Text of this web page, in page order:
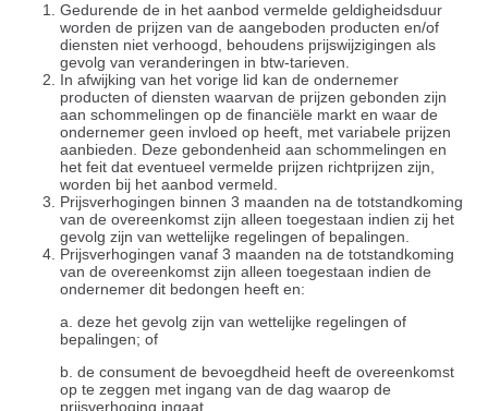
Gedurende de in het aanbod vermelde geldigheidsduur
worden de prijzen van de aangeboden producten en/of
diensten niet verhoogd, behoudens prijswijzigingen als
gevolg van veranderingen in btw-tarieven.
In afwijking van het vorige lid kan de ondernemer
producten of diensten waarvan de prijzen gebonden zijn
aan schommelingen op de financiële markt en waar de
ondernemer geen invloed op heeft, met variabele prijzen
aanbieden. Deze gebondenheid aan schommelingen en
het feit dat eventueel vermelde prijzen richtprijzen zijn,
worden bij het aanbod vermeld.
Prijsverhogingen binnen 3 maanden na de totstandkoming
van de overeenkomst zijn alleen toegestaan indien zij het
gevolg zijn van wettelijke regelingen of bepalingen.
Prijsverhogingen vanaf 3 maanden na de totstandkoming
van de overeenkomst zijn alleen toegestaan indien de
ondernemer dit bedongen heeft en:
a. deze het gevolg zijn van wettelijke regelingen of
bepalingen; of
b. de consument de bevoegdheid heeft de overeenkomst
op te zeggen met ingang van de dag waarop de
prijsverhoging ingaat.